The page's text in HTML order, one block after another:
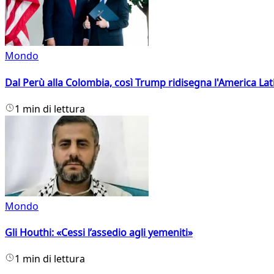
Mondo
Dal Perù alla Colombia, così Trump ridisegna l'America
1 min di lettura
Mondo
Gli Houthi: «Cessi l’assedio agli yemeniti»
1 min di lettura